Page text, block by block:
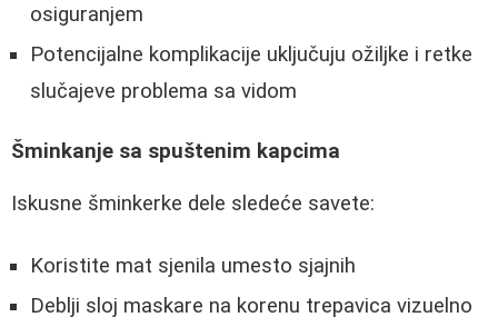
osiguranjem
Potencijalne komplikacije uključuju ožiljke i retke
slučajeve problema sa vidom
Šminkanje sa spuštenim kapcima
Iskusne šminkerke dele sledeće savete:
Koristite mat sjenila umesto sjajnih
Deblji sloj maskare na korenu trepavica vizuelno